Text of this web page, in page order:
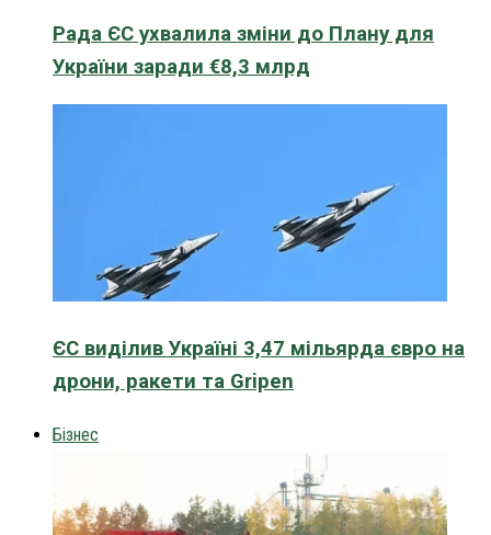
Рада ЄС ухвалила зміни до Плану для
України заради €8,3 млрд
ЄС виділив Україні 3,47 мільярда євро на
дрони, ракети та Gripen
Бізнес